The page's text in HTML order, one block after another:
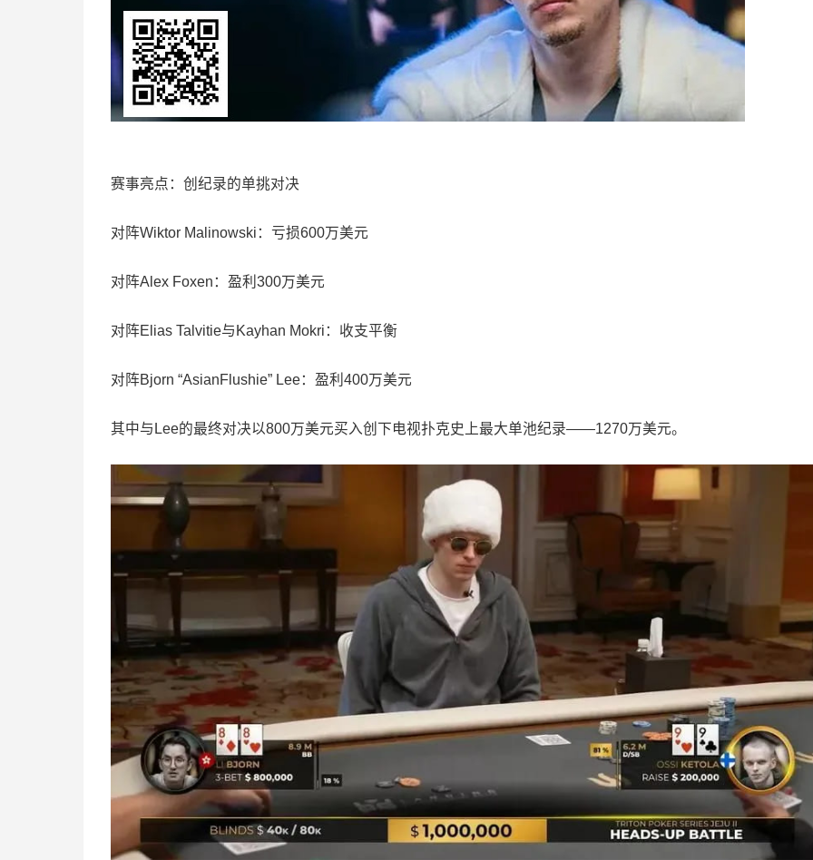
赛事亮点：创纪录的单挑对决
对阵Wiktor Malinowski：亏损600万美元
对阵Alex Foxen：盈利300万美元
对阵Elias Talvitie与Kayhan Mokri：收支平衡
对阵Bjorn “AsianFlushie” Lee：盈利400万美元
其中与Lee的最终对决以800万美元买入创下电视扑克史上最大单池纪录——1270万美元。